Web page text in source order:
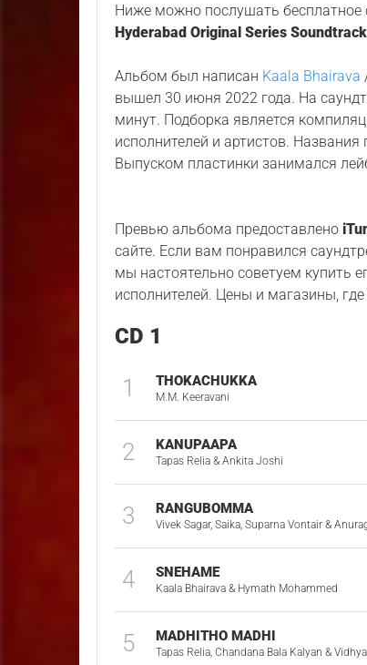
Ниже можно послушать бесплатное
Hyderabad Original Series Soundtrack
Альбом был написан Kaala Bhairava
вышел 30 июня 2022 года. На
минут. Подборка является
исполнителей и артистов.
Выпуском пластинки занимался
Превью альбома предоставлено
сайте. Если вам понравился
мы настоятельно советуем купить
исполнителей. Цены и магазины,
CD 1
1 THOKACHUKKA
M.M. Keeravani
2 KANUPAAPA
Tapas Relia & Ankita Joshi
3 RANGUBOMMA
Vivek Sagar, Saika, Suparna Vontair &
4 SNEHAME
Kaala Bhairava & Hymath Mohammed
5 MADHITHO MADHI
Tapas Relia, Chandana Bala Kalyan &